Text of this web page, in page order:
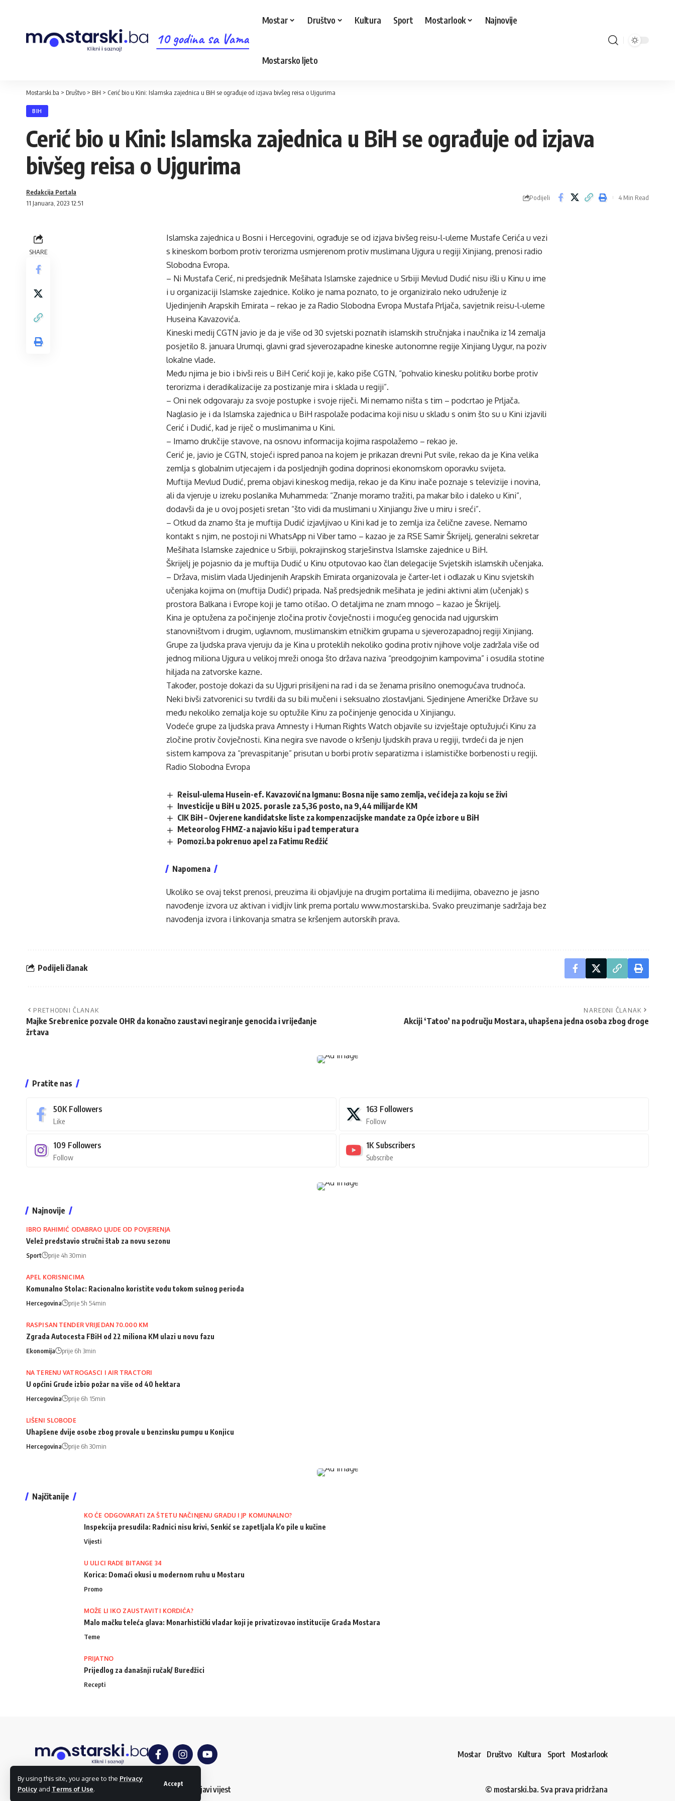
By using this site, you agree to the Privacy
Policy and Terms of Use.
Accept
10 godina sa Vama
Mostar Društvo Kultura Sport Mostarlook Najnovije
Mostarsko ljeto
Mostarski.ba > Društvo > BiH > Cerić bio u Kini: Islamska zajednica u BiH se ograđuje od izjava bivšeg reisa o Ujgurima
BIH
Cerić bio u Kini: Islamska zajednica u BiH se ograđuje od izjava
bivšeg reisa o Ujgurima
11 Januara, 2023 12:51
Redakcija Portala
Podijeli 4 Min Read
SHARE
Islamska zajednica u Bosni i Hercegovini, ograđuje se od izjava bivšeg reisu-l-uleme Mustafe Cerića u vezi
s kineskom borbom protiv terorizma usmjerenom protiv muslimana Ujgura u regiji Xinjiang, prenosi radio
Slobodna Evropa.
– Ni Mustafa Cerić, ni predsjednik Mešihata Islamske zajednice u Srbiji Mevlud Dudić nisu išli u Kinu u ime
i u organizaciji Islamske zajednice. Koliko je nama poznato, to je organiziralo neko udruženje iz
Ujedinjenih Arapskih Emirata – rekao je za Radio Slobodna Evropa Mustafa Prljača, savjetnik reisu-l-uleme
Huseina Kavazovića.
Kineski medij CGTN javio je da je više od 30 svjetski poznatih islamskih stručnjaka i naučnika iz 14 zemalja
posjetilo 8. januara Urumqi, glavni grad sjeverozapadne kineske autonomne regije Xinjiang Uygur, na poziv
lokalne vlade.
Među njima je bio i bivši reis u BiH Cerić koji je, kako piše CGTN, “pohvalio kinesku politiku borbe protiv
terorizma i deradikalizacije za postizanje mira i sklada u regiji”.
– Oni nek odgovaraju za svoje postupke i svoje riječi. Mi nemamo ništa s tim – podcrtao je Prljača.
Naglasio je i da Islamska zajednica u BiH raspolaže podacima koji nisu u skladu s onim što su u Kini izjavili
Cerić i Dudić, kad je riječ o muslimanima u Kini.
– Imamo drukčije stavove, na osnovu informacija kojima raspolažemo – rekao je.
Cerić je, javio je CGTN, stojeći ispred panoa na kojem je prikazan drevni Put svile, rekao da je Kina velika
zemlja s globalnim utjecajem i da posljednjih godina doprinosi ekonomskom oporavku svijeta.
Muftija Mevlud Dudić, prema objavi kineskog medija, rekao je da Kinu inače poznaje s televizije i novina,
ali da vjeruje u izreku poslanika Muhammeda: “Znanje moramo tražiti, pa makar bilo i daleko u Kini”,
dodavši da je u ovoj posjeti sretan “što vidi da muslimani u Xinjiangu žive u miru i sreći”.
– Otkud da znamo šta je muftija Dudić izjavljivao u Kini kad je to zemlja iza čelične zavese. Nemamo
kontakt s njim, ne postoji ni WhatsApp ni Viber tamo – kazao je za RSE Samir Škrijelj, generalni sekretar
Mešihata Islamske zajednice u Srbiji, pokrajinskog starješinstva Islamske zajednice u BiH.
Škrijelj je pojasnio da je muftija Dudić u Kinu otputovao kao član delegacije Svjetskih islamskih učenjaka.
– Država, mislim vlada Ujedinjenih Arapskih Emirata organizovala je čarter-let i odlazak u Kinu svjetskih
učenjaka kojima on (muftija Dudić) pripada. Naš predsjednik mešihata je jedini aktivni alim (učenjak) s
prostora Balkana i Evrope koji je tamo otišao. O detaljima ne znam mnogo – kazao je Škrijelj.
Kina je optužena za počinjenje zločina protiv čovječnosti i mogućeg genocida nad ujgurskim
stanovništvom i drugim, uglavnom, muslimanskim etničkim grupama u sjeverozapadnoj regiji Xinjiang.
Grupe za ljudska prava vjeruju da je Kina u proteklih nekoliko godina protiv njihove volje zadržala više od
jednog miliona Ujgura u velikoj mreži onoga što država naziva “preodgojnim kampovima” i osudila stotine
hiljada na zatvorske kazne.
Također, postoje dokazi da su Ujguri prisiljeni na rad i da se ženama prisilno onemogućava trudnoća.
Neki bivši zatvorenici su tvrdili da su bili mučeni i seksualno zlostavljani. Sjedinjene Američke Države su
među nekoliko zemalja koje su optužile Kinu za počinjenje genocida u Xinjiangu.
Vodeće grupe za ljudska prava Amnesty i Human Rights Watch objavile su izvještaje optužujući Kinu za
zločine protiv čovječnosti. Kina negira sve navode o kršenju ljudskih prava u regiji, tvrdeći da je njen
sistem kampova za “prevaspitanje” prisutan u borbi protiv separatizma i islamističke borbenosti u regiji.
Radio Slobodna Evropa
Reisul-ulema Husein-ef. Kavazović na Igmanu: Bosna nije samo zemlja, već ideja za koju se živi
Investicije u BiH u 2025. porasle za 5,36 posto, na 9,44 milijarde KM
CIK BiH – Ovjerene kandidatske liste za kompenzacijske mandate za Opće izbore u BiH
Meteorolog FHMZ-a najavio kišu i pad temperatura
Pomozi.ba pokrenuo apel za Fatimu Redžić
Napomena
Ukoliko se ovaj tekst prenosi, preuzima ili objavljuje na drugim portalima ili medijima, obavezno je jasno
navođenje izvora uz aktivan i vidljiv link prema portalu www.mostarski.ba. Svako preuzimanje sadržaja bez
navođenja izvora i linkovanja smatra se kršenjem autorskih prava.
Podijeli članak
PRETHODNI ČLANAK
Majke Srebrenice pozvale OHR da konačno zaustavi negiranje genocida i vrijeđanje
žrtava
NAREDNI ČLANAK
Akciji ‘Tatoo’ na području Mostara, uhapšena jedna osoba zbog droge
Pratite nas
50K Followers
Like
163 Followers
Follow
109 Followers
Follow
1K Subscribers
Subscribe
Najnovije
IBRO RAHIMIĆ ODABRAO LJUDE OD POVJERENJA
Velež predstavio stručni štab za novu sezonu
Sport prije 4h 30min
APEL KORISNICIMA
Komunalno Stolac: Racionalno koristite vodu tokom sušnog perioda
Hercegovina prije 5h 54min
RASPISAN TENDER VRIJEDAN 70.000 KM
Zgrada Autocesta FBiH od 22 miliona KM ulazi u novu fazu
Ekonomija prije 6h 3min
NA TERENU VATROGASCI I AIR TRACTORI
U općini Grude izbio požar na više od 40 hektara
Hercegovina prije 6h 15min
LIŠENI SLOBODE
Uhapšene dvije osobe zbog provale u benzinsku pumpu u Konjicu
Hercegovina prije 6h 30min
Najčitanije
KO ĆE ODGOVARATI ZA ŠTETU NAČINJENU GRADU I JP KOMUNALNO?
Inspekcija presudila: Radnici nisu krivi, Senkić se zapetljala k'o pile u kučine
Vijesti
U ULICI RADE BITANGE 34
Korica: Domaći okusi u modernom ruhu u Mostaru
Promo
MOŽE LI IKO ZAUSTAVITI KORDIĆA?
Malo mačku teleća glava: Monarhistički vladar koji je privatizovao institucije Grada Mostara
Teme
PRIJATNO
Prijedlog za današnji ručak/ Buredžici
Recepti
Mostar Društvo Kultura Sport Mostarlook
O nama Impressum Kontakt Dojavi vijest © mostarski.ba. Sva prava pridržana